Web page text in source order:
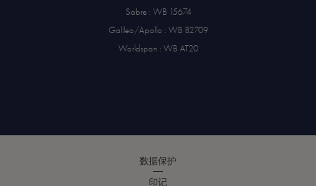
Sabre : WB 15674
Galileo/Apollo : WB 82709
Worldspan : WB AT20
数据保护
印记